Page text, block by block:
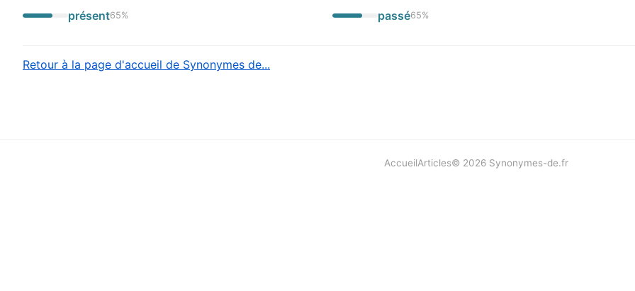
présent65% passé65%
Retour à la page d'accueil de Synonymes de...
AccueilArticles© 2026 Synonymes-de.fr